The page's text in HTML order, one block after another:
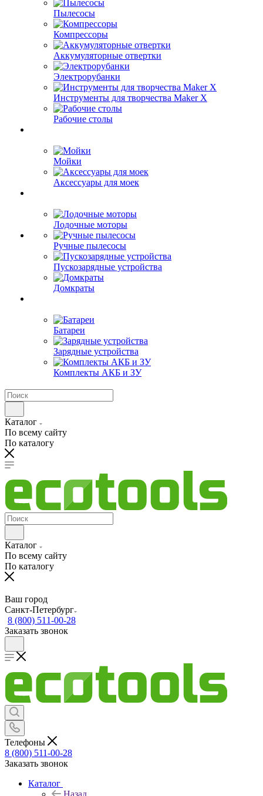
Пылесосы
Компрессоры
Аккумуляторные отвертки
Электрорубанки
Инструменты для творчества Maker X
Рабочие столы
Мойки
Аксессуары для моек
Лодочные моторы
Ручные пылесосы
Пускозарядные устройства
Домкраты
Батареи
Зарядные устройства
Комплекты АКБ и ЗУ
Каталог
По всему сайту
По каталогу
Каталог
По всему сайту
По каталогу
Ваш город
Санкт-Петербург
8 (800) 511-00-28
Заказать звонок
Телефоны
8 (800) 511-00-28
Заказать звонок
Каталог
Назад